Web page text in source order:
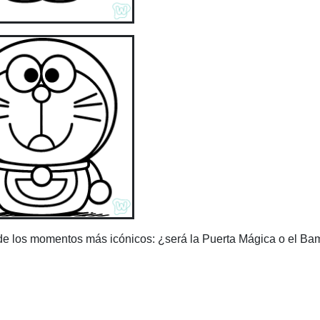
los momentos más icónicos: ¿será la Puerta Mágica o el